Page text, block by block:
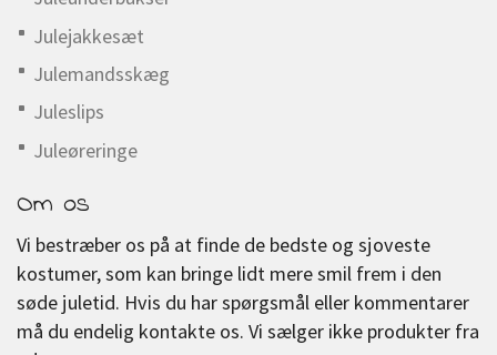
Julejakkesæt
Julemandsskæg
Juleslips
Juleøreringe
Om os
Vi bestræber os på at finde de bedste og sjoveste
kostumer, som kan bringe lidt mere smil frem i den
søde juletid. Hvis du har spørgsmål eller kommentarer
må du endelig kontakte os. Vi sælger ikke produkter fra